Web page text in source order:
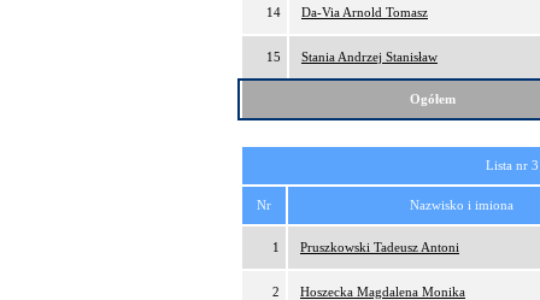
14 Da-Via Arnold Tomasz
15 Stania Andrzej Stanisław
Ogółem
Lista nr
Nr Nazwisko i imiona
1 Pruszkowski Tadeusz Antoni
2 Hoszecka Magdalena Monika